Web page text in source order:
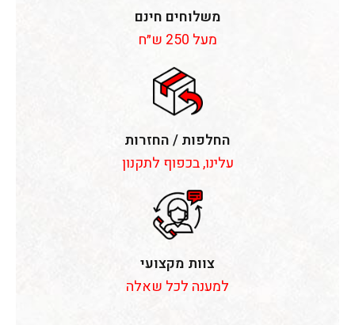
משלוחים חינם
מעל 250 ש״ח
החלפות / החזרות
עלינו, בכפוף לתקנון
צוות מקצועי
למענה לכל שאלה